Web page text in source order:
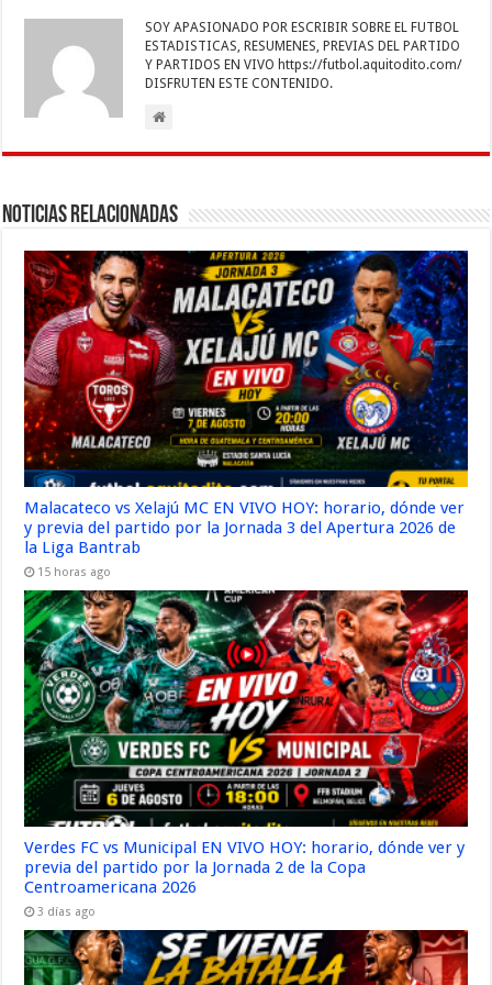
o
o
k
p
p
dI
n
g
er
a
m
ar
ti
SOY APASIONADO POR ESCRIBIR SOBRE EL FUTBOL
ESTADISTICAS, RESUMENES, PREVIAS DEL PARTIDO
Y PARTIDOS EN VIVO https://futbol.aquitodito.com/
DISFRUTEN ESTE CONTENIDO.
Noticias Relacionadas
Malacateco vs Xelajú MC EN VIVO HOY: horario, dónde ver
y previa del partido por la Jornada 3 del Apertura 2026 de
la Liga Bantrab
15 horas ago
Verdes FC vs Municipal EN VIVO HOY: horario, dónde ver y
previa del partido por la Jornada 2 de la Copa
Centroamericana 2026
3 días ago